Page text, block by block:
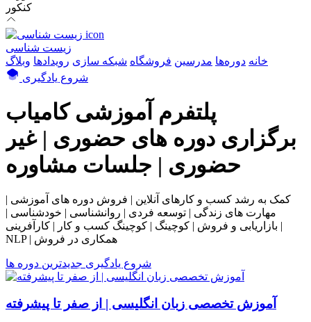
کنکور
زیست شناسی
خانه دوره‌ها مدرسین فروشگاه شبکه سازی رویداد‌ها وبلاگ
شروع یادگیری
پلتفرم آموزشی کامیاب
برگزاری دوره های حضوری | غیر
حضوری | جلسات مشاوره
کمک به رشد کسب و کارهای آنلاین | فروش دوره های آموزشی |
مهارت های زندگی | توسعه فردی | روانشناسی | خودشناسی |
بازاریابی و فروش | کوچینگ | کوچینگ کسب و کار | کارآفرینی |
NLP | همکاری در فروش
شروع یادگیری جدیدترین دوره ها
آموزش تخصصی زبان انگلیسی | از صفر تا پیشرفته